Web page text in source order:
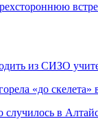
из СИЗО
«до
в